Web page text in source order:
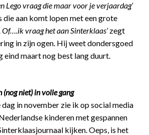
Lego vraag die maar voor je verjaardag’
die aan komt lopen met een grote
Of….ik vraag het aan Sinterklaas’zegt
in zijn ogen. Hij weet dondersgoed
eind maart nog best lang duurt.
niet) in volle gang
in november zie ik op social media
kinderen met gespannen
kijken. Oeps, is het